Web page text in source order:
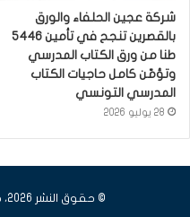
شركة عجين الحلفاء والورق
بالقصرين تنجح في تأمين 5446
طنا من ورق الكتاب المدرسي
وتؤمّن كامل حاجيات الكتاب
المدرسي التونسي
28 يوليو 2026
© حقوق النشر 2026، جميع الحقوق محفوظة